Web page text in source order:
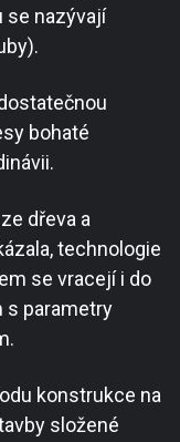
se nazývají
bohaté
dřeva a
technologie
se vracejí i do
s parametry
konstrukce na
složené